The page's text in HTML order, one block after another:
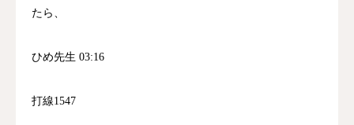
たら、
ひめ先生 03:16
打線1547